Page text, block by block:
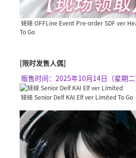
娃娃 OFFLine Event Pre-order SDF ver
To Go
[限时发售人偶]
贩售时间：2025年10月14日（星期
娃娃 Senior Delf KAI Elf ver Limited To Go